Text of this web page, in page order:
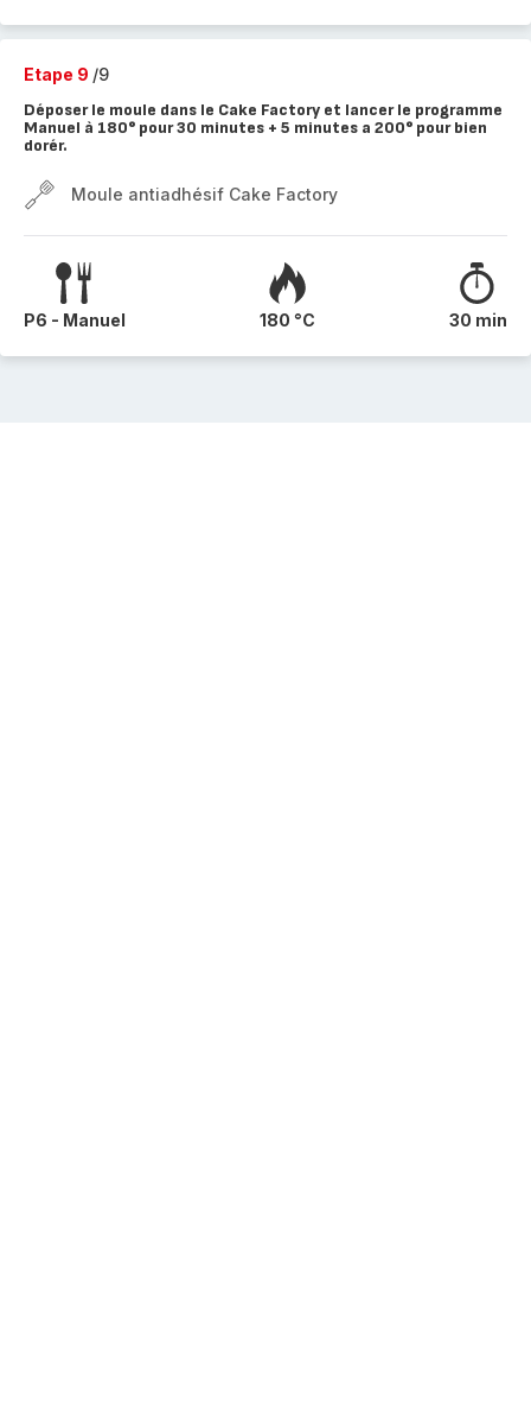
Etape 9 /9
Déposer le moule dans le Cake Factory et lancer le programme
Manuel à 180° pour 30 minutes + 5 minutes a 200° pour bien
dorér.
Moule antiadhésif Cake Factory
P6 - Manuel 180 °C 30 min